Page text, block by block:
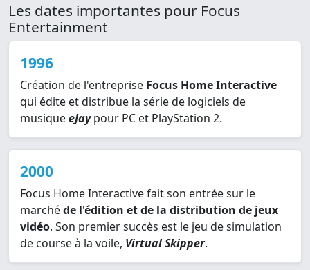
Les dates importantes pour Focus
Entertainment
1996
Création de l'entreprise Focus Home Interactive
qui édite et distribue la série de logiciels de
musiqueeJaypour PC et PlayStation 2.
2000
Focus Home Interactive fait son entrée sur le
marchéde l'édition et de la distribution de jeux
vidéo. Son premier succès est le jeu de simulation
de course à la voile, Virtual Skipper.